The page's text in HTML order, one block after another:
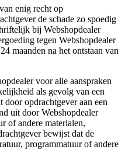
enig recht op
de schade zo spoedig
bij Webshopdealer
tegen Webshopdealer
maanden na het ontstaan van
voor alle aanspraken
als gevolg van een
door opdrachtgever aan een
uit door Webshopdealer
of andere materialen,
bewijst dat de
programmatuur of andere